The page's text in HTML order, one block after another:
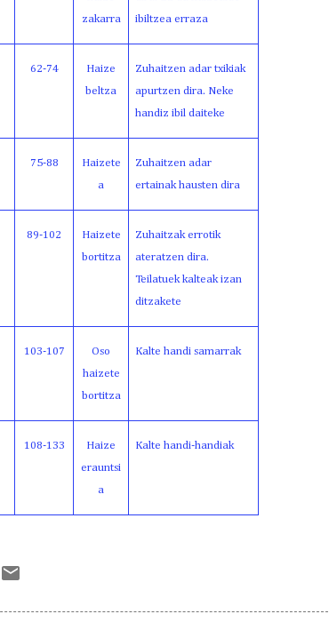
zakarra
ibiltzea erraza
62-74
Haize
beltza
Zuhaitzen adar txikiak
apurtzen dira. Neke
handiz ibil daiteke
75-88
Haizete
a
Zuhaitzen adar
ertainak hausten dira
89-102
Haizete
bortitza
Zuhaitzak errotik
ateratzen dira.
Teilatuek kalteak izan
ditzakete
103-107
Oso
haizete
bortitza
Kalte handi samarrak
108-133
Haize
erauntsi
a
Kalte handi-handiak